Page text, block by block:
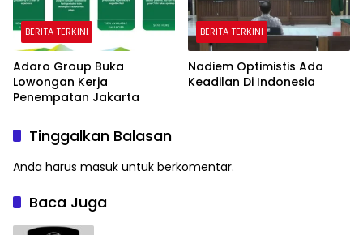
BERITA TERKINI
Adaro Group Buka
Lowongan Kerja
Penempatan Jakarta
BERITA TERKINI
Nadiem Optimistis Ada
Keadilan Di Indonesia
Tinggalkan Balasan
Anda harus masuk untuk berkomentar.
Baca Juga